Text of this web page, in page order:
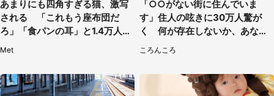
あまりにも四角すぎる猫、激写
される 「これもう座布団だ
ろ」「食パンの耳」と1.4万人困
Met
「○○がない街に住んでいま
す」住人の呟きに30万人驚が
く 何が存在しないか、あなた
ころんころ